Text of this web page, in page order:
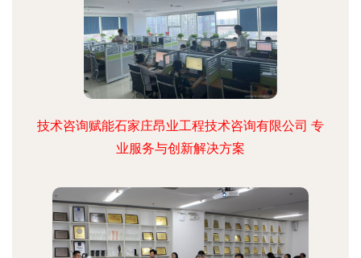
技术咨询赋能石家庄昂业工程技术咨询有限公司 专
业服务与创新解决方案